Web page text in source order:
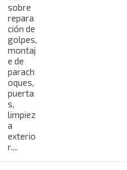
sobre
repara
ción de
golpes,
montaj
e de
parach
oques,
puerta
s,
limpiez
a
exterio
r....